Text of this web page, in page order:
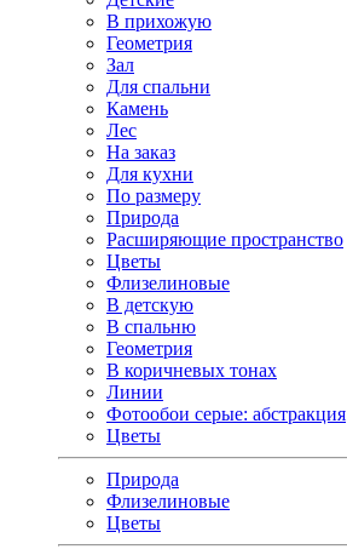
В прихожую
Геометрия
Зал
Для спальни
Камень
Лес
На заказ
Для кухни
По размеру
Природа
Расширяющие пространство
Цветы
Флизелиновые
В детскую
В спальню
Геометрия
В коричневых тонах
Линии
Фотообои серые: абстракция
Цветы
Природа
Флизелиновые
Цветы